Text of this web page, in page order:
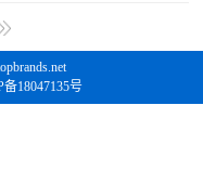
18047135号